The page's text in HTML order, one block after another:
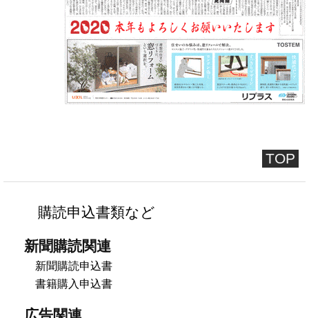
TOP
購読申込書類など
新聞購読関連
新聞購読申込書
書籍購入申込書
広告関連